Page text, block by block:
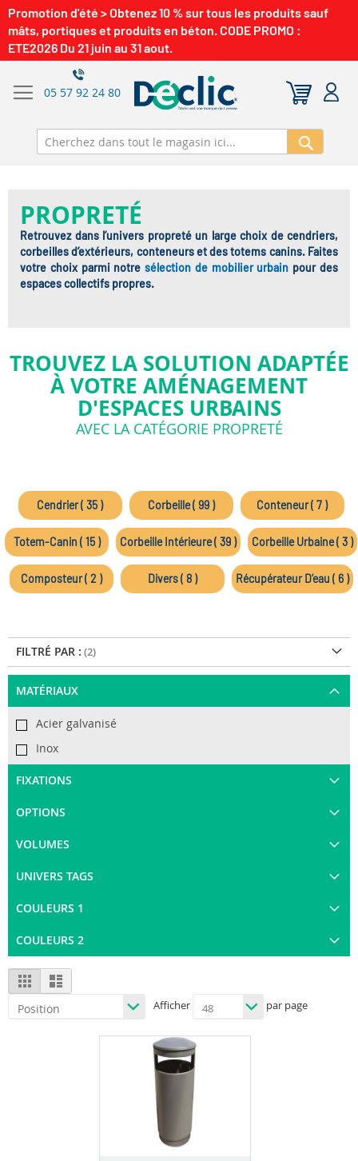
Promotion d'été > Obtenez 10 % sur tous les produits sauf
mâts, portiques et produits en béton. CODE PROMO :
ETE2026 Du 21 juin au 31 aout.
05 57 92 24 80
PROPRETÉ
Retrouvez dans l’univers propreté un large choix de cendriers,
corbeilles d’extérieurs, conteneurs et des totems canins. Faites
votre choix parmi notresélection de mobilier urbain pour des
espaces collectifs propres.
TROUVEZ LA SOLUTION ADAPTÉE
À VOTRE AMÉNAGEMENT
D'ESPACES URBAINS
AVEC LA CATÉGORIE PROPRETÉ
Cendrier ( 35 ) Corbeille ( 99 ) Conteneur ( 7 )
Totem-Canin ( 15 ) Corbeille Intérieure ( 39 ) Corbeille Urbaine ( 3 )
Composteur ( 2 ) Divers ( 8 ) Récupérateur D’eau ( 6 )
View
as
Grid List
Afficher par page
FILTRÉ PAR :
MATÉRIAUX
Acier galvanisé
Inox
FIXATIONS
OPTIONS
VOLUMES
UNIVERS TAGS
COULEURS 1
COULEURS 2